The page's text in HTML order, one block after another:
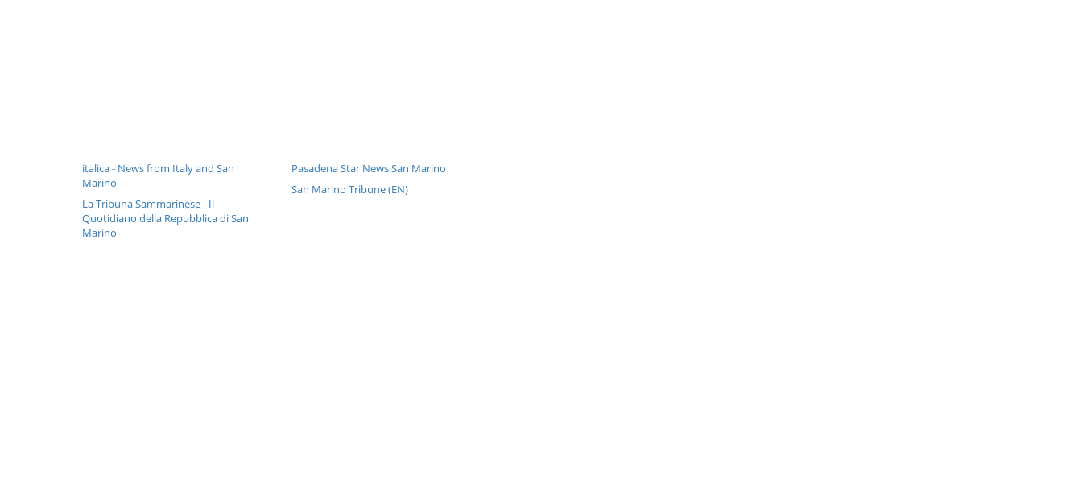
italica - News from Italy and San
Marino
La Tribuna Sammarinese - Il
Quotidiano della Repubblica di San
Marino
Pasadena Star News San Marino
San Marino Tribune (EN)